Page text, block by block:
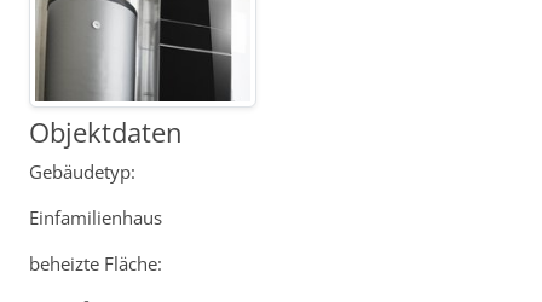
Objektdaten
Gebäudetyp:
Einfamilienhaus
beheizte Fläche: